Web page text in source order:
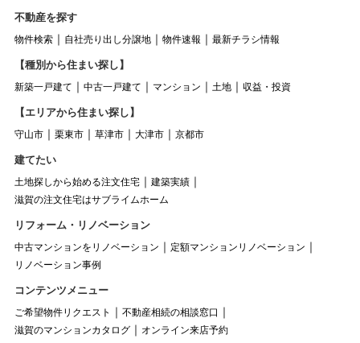
不動産を探す
物件検索 自社売り出し分譲地 物件速報 最新チラシ情報
【種別から住まい探し】
新築一戸建て 中古一戸建て マンション 土地 収益・投資
【エリアから住まい探し】
守山市 栗東市 草津市 大津市 京都市
建てたい
土地探しから始める注文住宅
建築実績
滋賀の注文住宅はサブライムホーム
リフォーム・リノベーション
中古マンションをリノベーション
定額マンションリノベーション
リノベーション事例
コンテンツメニュー
ご希望物件リクエスト
不動産相続の相談窓口
滋賀のマンションカタログ
オンライン来店予約